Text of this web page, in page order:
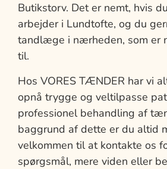
Butikstorv. Det er nemt, hvis
arbejder i Lundtofte, og du
tandlæge i nærheden, som er
til.
Hos VORES TÆNDER har vi
opnå trygge og veltilpasse
professionel behandling af
baggrund af dette er du altid
velkommen til at kontakte os
spørgsmål, mere viden eller